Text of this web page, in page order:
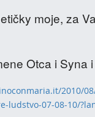
moje, za
Otca i Syna
2010/
ludstvo-07-08-10/